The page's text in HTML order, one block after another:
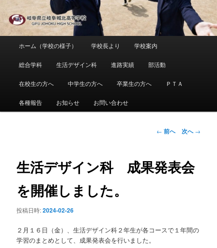
メ
イ
ン
ン
ツ
へ
移
ホーム（学校の様子） 学校長より 学校案内
総合学科 生活デザイン科 進路実績 部活動
在校生の方へ 中学生の方へ 卒業生の方へ ＰＴＡ
各種報告 お知らせ お問い合わせ
投
ビ
ゲ
← 前へ 次へ→
生活デザイン科 成果発表会
を開催しました。
投稿日時:2024-02-26
２月１６日（金）、生活デザイン科２年生が各コースで１年間の
学習のまとめとして、成果発表会を行いました。